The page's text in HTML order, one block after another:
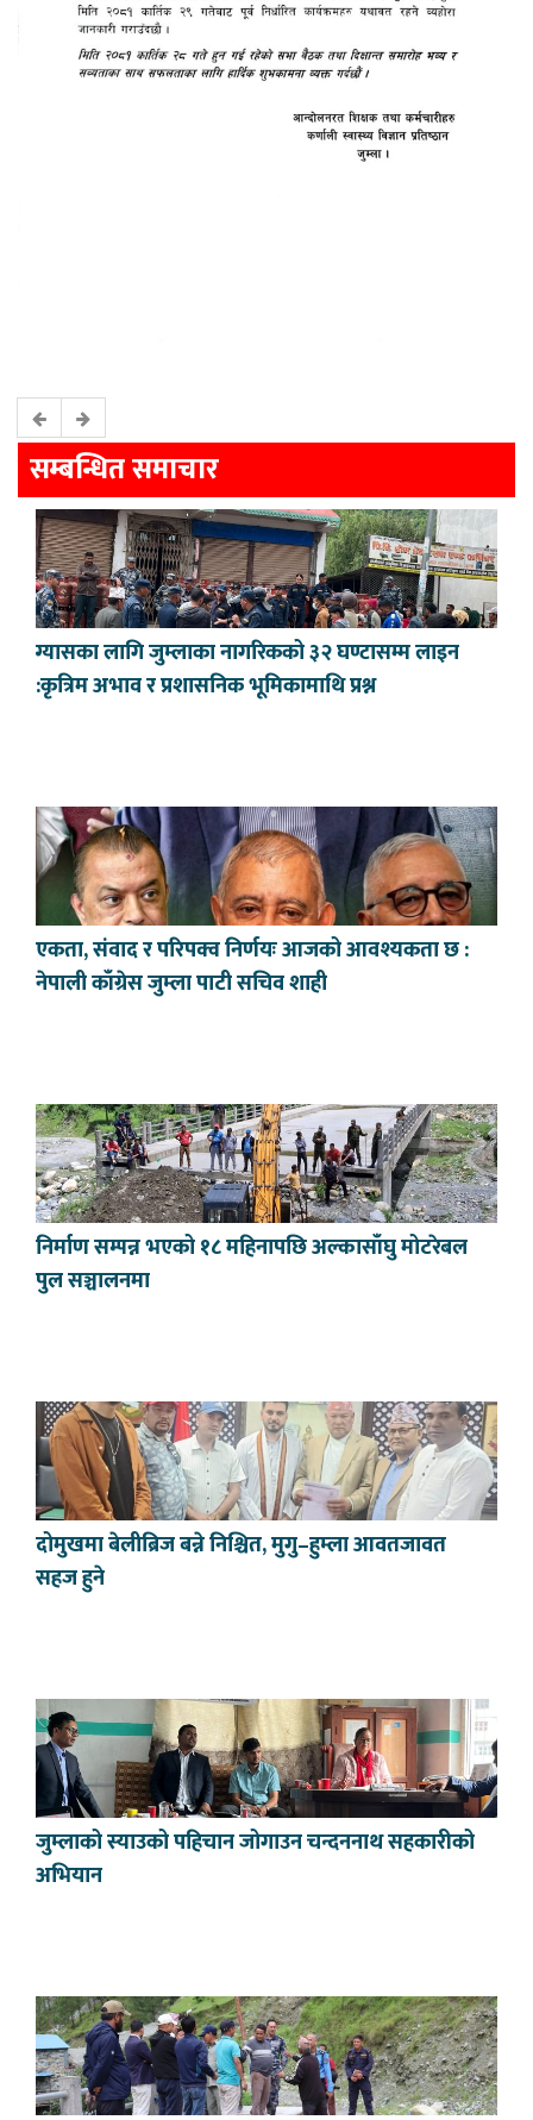
सम्बन्धित समाचार
ग्यासका लागि जुम्लाका नागरिकको ३२ घण्टासम्म लाइन
:कृत्रिम अभाव र प्रशासनिक भूमिकामाथि प्रश्न
एकता, संवाद र परिपक्व निर्णयः आजको आवश्यकता छ :
नेपाली काँग्रेस जुम्ला पाटी सचिव शाही
निर्माण सम्पन्न भएको १८ महिनापछि अल्कासाँघु मोटरेबल
पुल सञ्चालनमा
दोमुखमा बेलीब्रिज बन्ने निश्चित, मुगु–हुम्ला आवतजावत
सहज हुने
जुम्लाको स्याउको पहिचान जोगाउन चन्दननाथ सहकारीको
अभियान